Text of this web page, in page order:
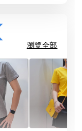
瀏覽全部